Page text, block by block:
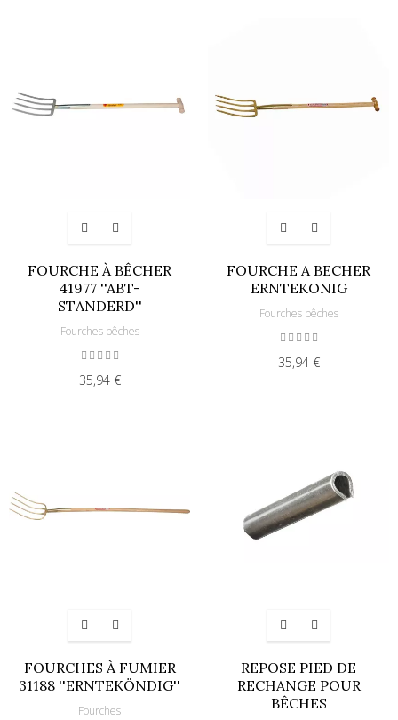
FOURCHE À BÊCHER
41977 ''ABT-
STANDERD''
Fourches bêches
35,94 €
FOURCHE A BECHER
ERNTEKONIG
Fourches bêches
35,94 €
FOURCHES À FUMIER
31188 ''ERNTEKÖNDIG''
Fourches
REPOSE PIED DE
RECHANGE POUR
BÊCHES